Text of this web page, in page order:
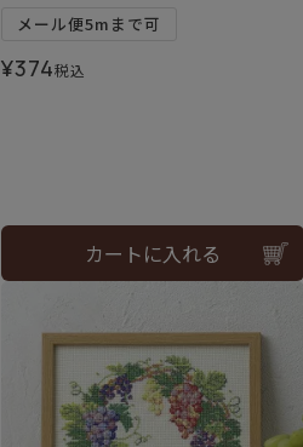
メール便5mまで可
¥374税込
カートに入れる